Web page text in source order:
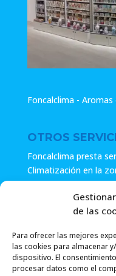
de las
Para ofrecer las mejores
las cookies para almacenar
dispositivo. El
procesar datos como el
Foncalclima -
OTROS
Foncalclima presta
Climatización en la
Especialistas en
Pide presupuesto
consulta.